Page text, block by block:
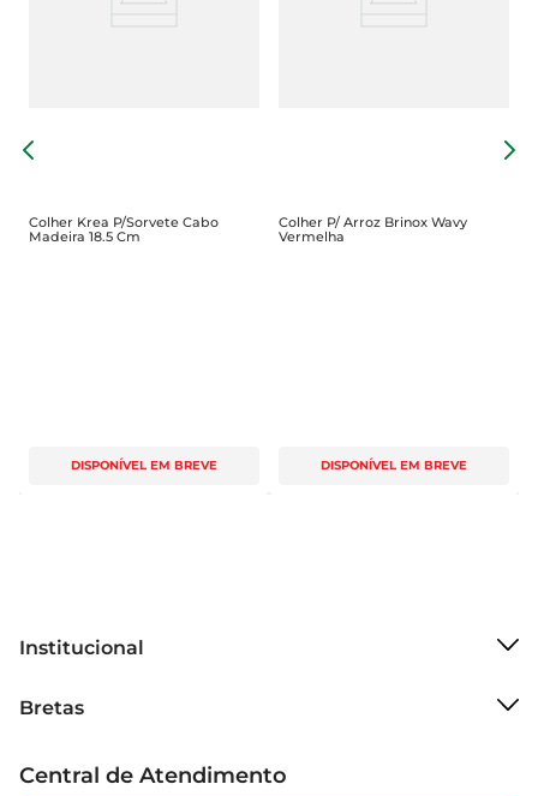
Colher Krea P/Sorvete Cabo
Madeira 18.5 Cm
DISPONÍVEL EM BREVE
Colher P/ Arroz Brinox Wavy
Vermelha
DISPONÍVEL EM BREVE
Institucional
Grupo Cencosud
Sobre privacidade
Bretas
Produtos Bretas
Central de Atendimento